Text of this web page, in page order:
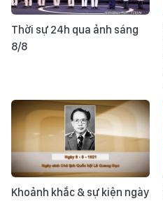
Thời sự 24h qua ảnh sáng
8/8
Khoảnh khắc & sự kiện ngày